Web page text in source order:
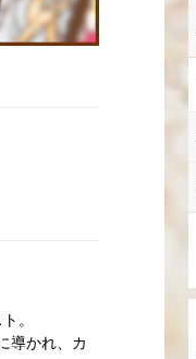
。
導かれ、カ